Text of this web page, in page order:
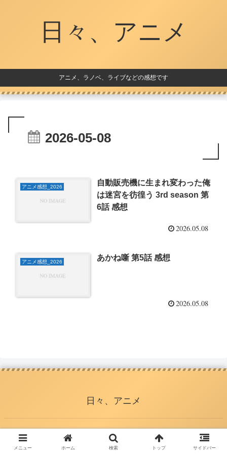
日々、アニメ
アニメ、ラノベ、ライブなどの感想です
2026-05-08
アニメ感想_2026
自動販売機に生まれ変わった俺
は迷宮を彷徨う 3rd season 第
6話 感想
2026.05.08
アニメ感想_2026 あかね噺 第5話 感想
2026.05.08
日々、アニメ
© 2015 日々、アニメ.
メニュー ホーム 検索 トップ サイドバー